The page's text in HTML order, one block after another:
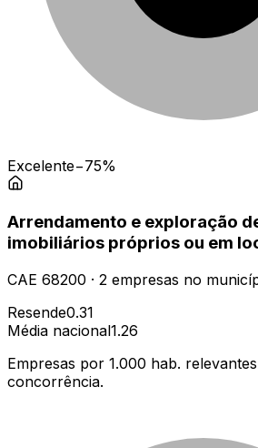
Excelente−75%
Arrendamento e exploração
imobiliários próprios ou em
CAE 68200 · 2 empresas no
Resende0.31
Média nacional1.26
Empresas por 1.000 hab.
concorrência.